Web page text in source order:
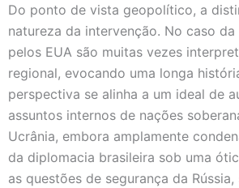
Do ponto de vista geopolítico, a
natureza da intervenção. No caso
pelos EUA são muitas vezes
regional, evocando uma longa
perspectiva se alinha a um ideal de
assuntos internos de nações
Ucrânia, embora amplamente
da diplomacia brasileira sob uma
as questões de segurança da